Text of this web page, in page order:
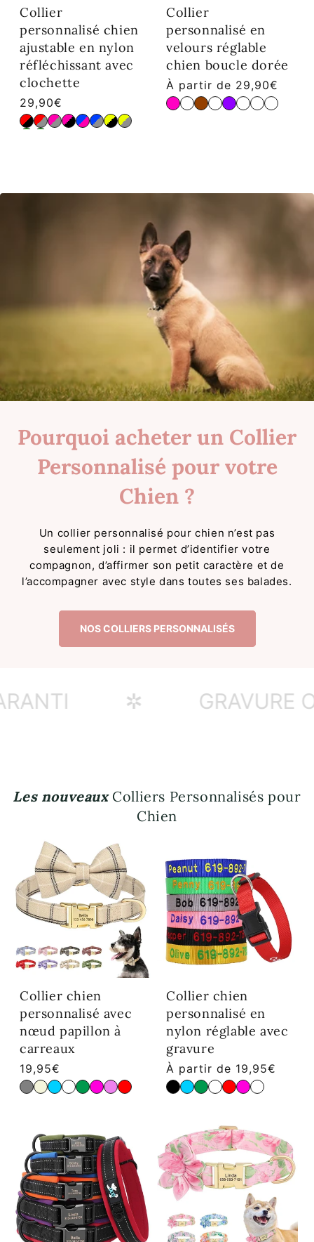
Collier
personnalisé chien
ajustable en nylon
réfléchissant avec
clochette
Prix habituel
29,90€
Collier
personnalisé en
velours réglable
chien boucle dorée
Prix habituel
À partir de 29,90€
Pourquoi acheter un Collier
Personnalisé pour votre
Chien ?
Un collier personnalisé pour chien n’est pas
seulement joli : il permet d’identifier votre
compagnon, d’affirmer son petit caractère et de
l’accompagner avec style dans toutes ses balades.
NOS COLLIERS PERSONNALISÉS
GRAVURE
Les nouveaux Colliers Personnalisés pour
Chien
Collier chien
personnalisé avec
nœud papillon à
carreaux
Prix habituel
19,95€
Collier chien
personnalisé en
nylon réglable avec
gravure
Prix habituel
À partir de 19,95€